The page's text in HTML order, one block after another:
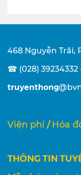
468 Nguyễn Trãi,
☎ (028) 39234332
truyenthong
Viện phí / Hóa
THÔNG TIN